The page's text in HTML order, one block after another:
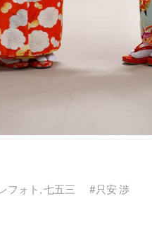
フォト ,七五三 只安 渉